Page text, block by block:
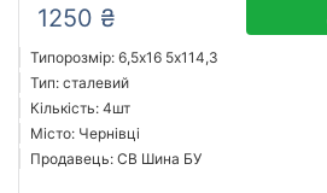
1250 ₴
Типорозмір: 6,5x16 5х114,3
Тип: сталевий
Кількість: 4шт
Місто: Чернівці
Продавець: СВ Шина БУ